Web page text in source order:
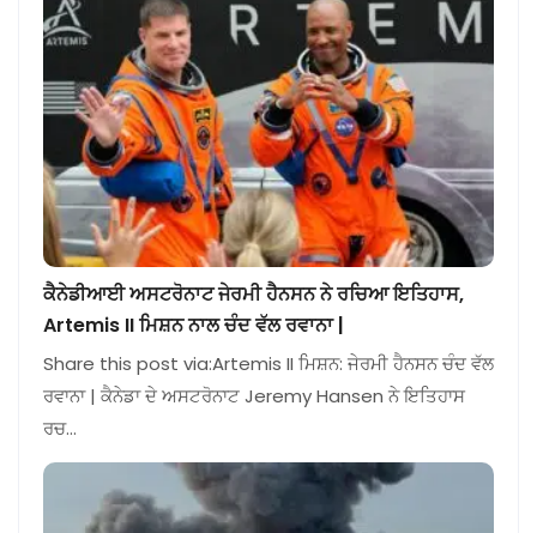
ਕੈਨੇਡੀਆਈ ਅਸਟਰੋਨਾਟ ਜੇਰਮੀ ਹੈਨਸਨ ਨੇ ਰਚਿਆ ਇਤਿਹਾਸ,
Artemis II ਮਿਸ਼ਨ ਨਾਲ ਚੰਦ ਵੱਲ ਰਵਾਨਾ |
Share this post via:Artemis II ਮਿਸ਼ਨ: ਜੇਰਮੀ ਹੈਨਸਨ ਚੰਦ ਵੱਲ
ਰਵਾਨਾ | ਕੈਨੇਡਾ ਦੇ ਅਸਟਰੋਨਾਟ Jeremy Hansen ਨੇ ਇਤਿਹਾਸ
ਰਚ…